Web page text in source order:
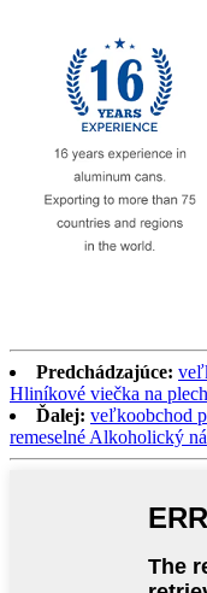
Predchádzajúce:
Hliníkové viečka na
Ďalej: veľkoobchod
remeselné Alkoholický